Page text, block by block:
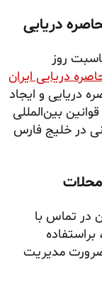
دریایی
روز
دریایی ایران
دریایی و ایجاد
بین‌المللی
در خلیج فارس
در تماس با
مدیریت